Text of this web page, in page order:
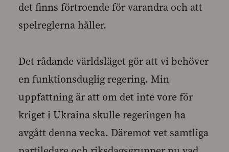
det finns förtroende för varandra och att
spelreglerna håller.
Det rådande världsläget gör att vi behöver
en funktionsduglig regering. Min
uppfattning är att om det inte vore för
kriget i Ukraina skulle regeringen ha
avgått denna vecka. Däremot vet samtliga